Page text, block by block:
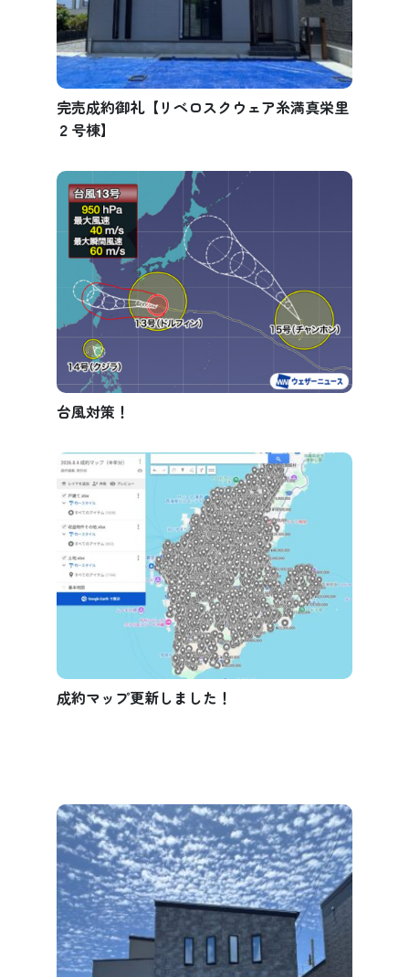
完売成約御礼【リベロスクウェア糸満真栄里
２号棟】
台風対策！
成約マップ更新しました！